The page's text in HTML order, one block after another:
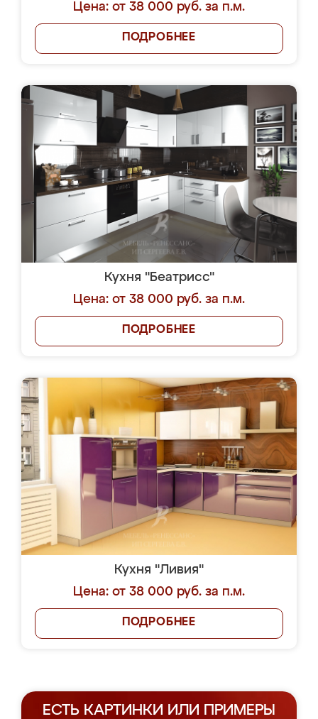
Цена: от 38 000 руб. за п.м.
ПОДРОБНЕЕ
Кухня "Беатрисс"
Цена: от 38 000 руб. за п.м.
ПОДРОБНЕЕ
Кухня "Ливия"
Цена: от 38 000 руб. за п.м.
ПОДРОБНЕЕ
ЕСТЬ КАРТИНКИ ИЛИ ПРИМЕРЫ